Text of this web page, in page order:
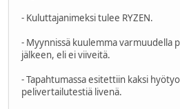
- Kuluttajanimeksi tulee RYZEN.
- Myynnissä kuulemma varmuudella
jälkeen, eli ei viiveitä.
- Tapahtumassa esitettiin kaksi
pelivertailutestiä livenä.